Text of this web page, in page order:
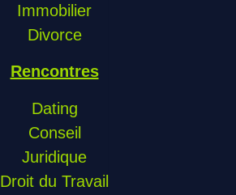
Immobilier
Divorce
Rencontres
Dating
Conseil
Juridique
Droit du Travail